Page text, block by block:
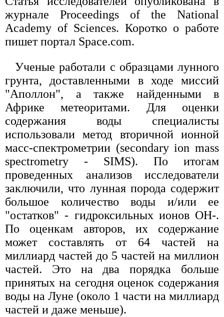
журнале Proceedings of the National
Academy of Sciences. Коротко о работе
пишет портал Space.com.
Ученые работали с образцами лунного
грунта, доставленными в ходе миссий
"Аполлон", а также найденными в
Африке метеоритами. Для оценки
содержания воды специалисты
использовали метод вторичной ионной
масс-спектрометрии (secondary ion mass
spectrometry - SIMS). По итогам
проведенных анализов исследователи
заключили, что лунная порода содержит
большое количество воды и/или ее
"остатков" - гидроксильных ионов OH-.
По оценкам авторов, их содержание
может составлять от 64 частей на
миллиард частей до 5 частей на миллион
частей. Это на два порядка больше
принятых на сегодня оценок содержания
воды на Луне (около 1 части на миллиард
частей и даже меньше).